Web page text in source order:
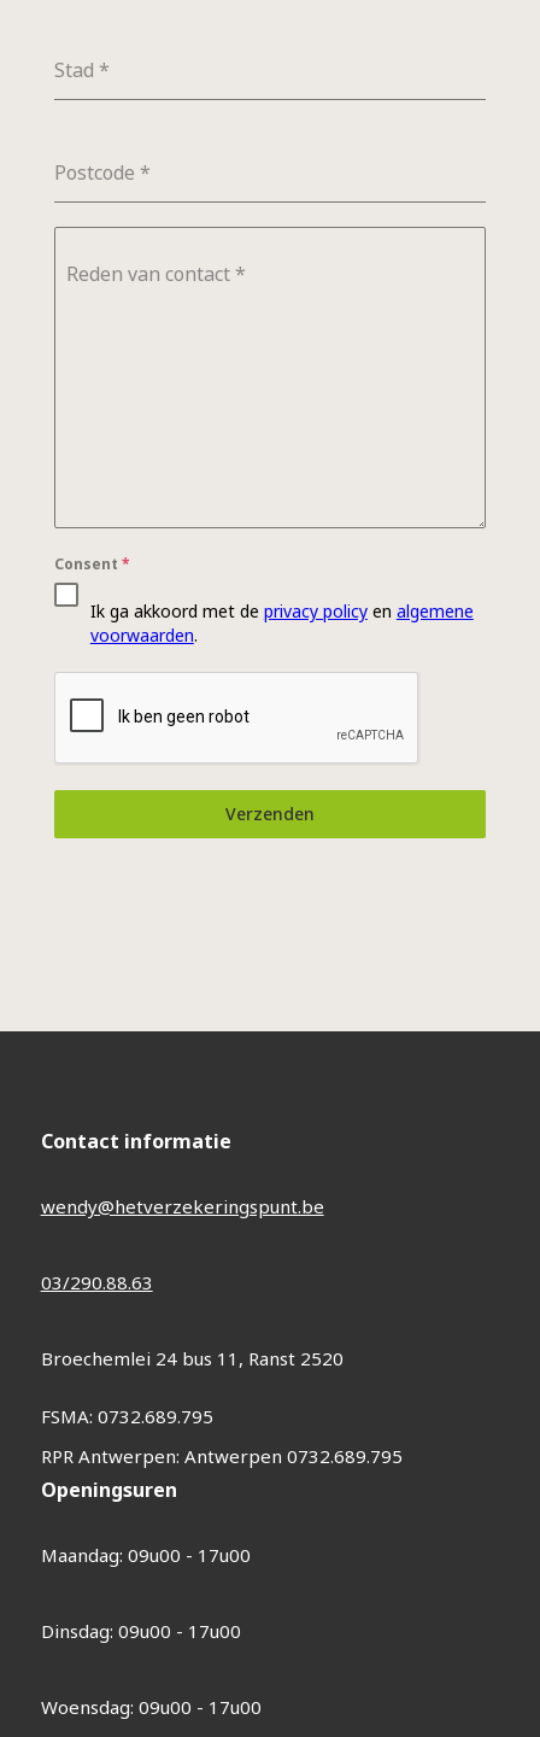
Stad *
Postcode *
Reden van contact*
Consent *
Ik ga akkoord met de privacy policyen algemene
voorwaarden.
Verzenden
Contact informatie
wendy@hetverzekeringspunt.be
03/290.88.63
Broechemlei 24 bus 11, Ranst 2520
FSMA: 0732.689.795
RPR Antwerpen: Antwerpen 0732.689.795
Openingsuren
Maandag: 09u00 - 17u00
Dinsdag: 09u00 - 17u00
Woensdag: 09u00 - 17u00